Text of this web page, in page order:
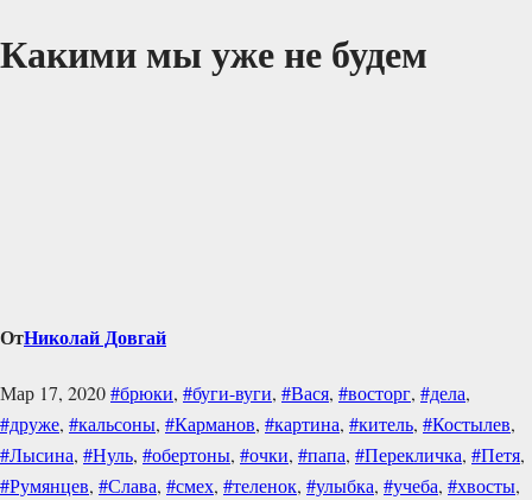
Какими мы уже не будем
ОтНиколай Довгай
Мар 17, 2020#брюки, #буги-вуги, #Вася, #восторг, #дела,
#друже, #кальсоны, #Карманов, #картина, #китель, #Костылев,
#Лысина, #Нуль, #обертоны, #очки, #папа, #Перекличка, #Петя,
#Румянцев, #Слава, #смех, #теленок, #улыбка, #учеба, #хвосты,